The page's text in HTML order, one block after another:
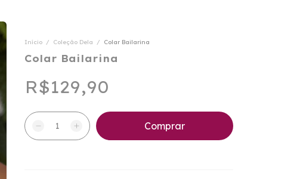
Início / Coleção Dela / Colar Bailarina
Colar Bailarina
R$129,90